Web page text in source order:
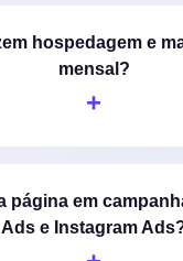
hospedagem e
mensal?
página em
Ads e Instagram